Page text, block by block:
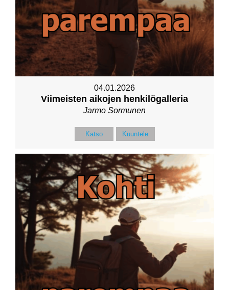
04.01.2026
Viimeisten aikojen henkilögalleria
Jarmo Sormunen
Katso Kuuntele